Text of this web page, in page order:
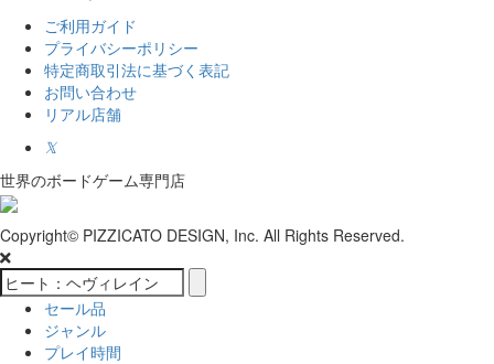
ご利用ガイド
プライバシーポリシー
特定商取引法に基づく表記
お問い合わせ
リアル店舗
𝕏
世界のボードゲーム専門店
Copyright© PIZZICATO DESIGN, Inc. All Rights Reserved.
セール品
ジャンル
プレイ時間